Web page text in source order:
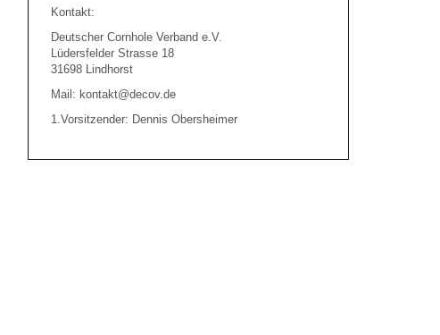
Kontakt:
Deutscher Cornhole Verband e.V.
Lüdersfelder Strasse 18
31698 Lindhorst
Mail: kontakt@decov.de
1.Vorsitzender: Dennis Obersheimer